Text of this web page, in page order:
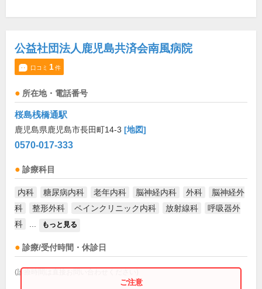
公益社団法人鹿児島共済会南風病院
口コミ 1件
所在地・電話番号
桜島桟橋通駅
鹿児島県鹿児島市長田町14-3 [地図]
0570-017-333
診療科目
内科 糖尿病内科 老年内科 脳神経内科 外科
脳神経外
科
整形外科 ペインクリニック内科 放射線科
呼吸器外
科
もっと見る
診療/受付時間・休診日
(診療時間は直接お問い合わせください)